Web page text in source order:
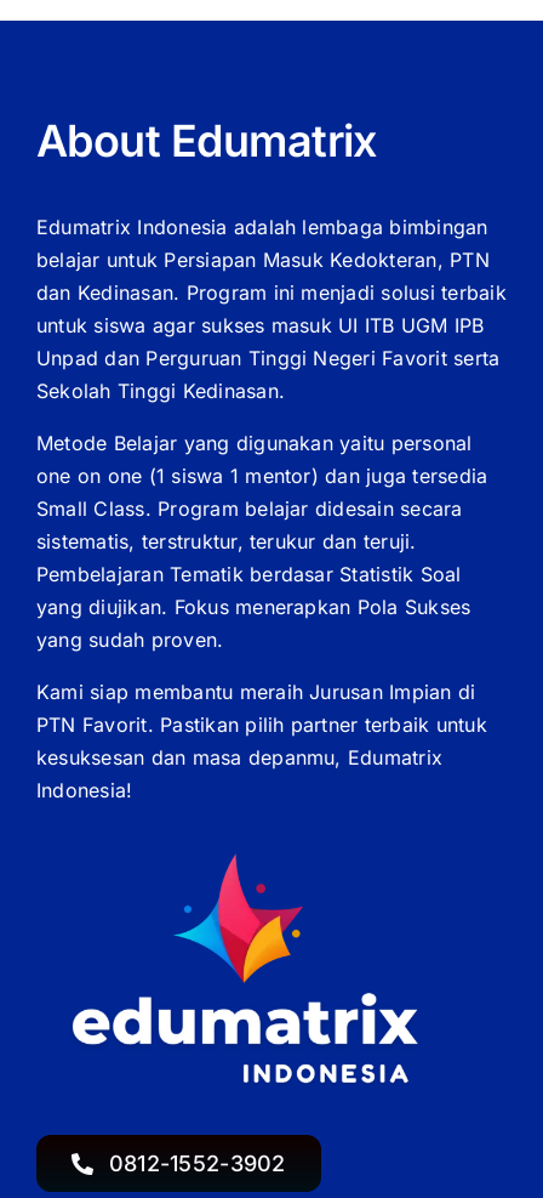
0812-1552-3902
About Edumatrix
Edumatrix Indonesia adalah lembaga bimbingan
belajar untuk Persiapan Masuk Kedokteran, PTN
dan Kedinasan. Program ini menjadi solusi terbaik
untuk siswa agar sukses masuk UI ITB UGM IPB
Unpad dan Perguruan Tinggi Negeri Favorit serta
Sekolah Tinggi Kedinasan.
Metode Belajar yang digunakan yaitu personal
one on one (1 siswa 1 mentor) dan juga tersedia
Small Class. Program belajar didesain secara
sistematis, terstruktur, terukur dan teruji.
Pembelajaran Tematik berdasar Statistik Soal
yang diujikan. Fokus menerapkan Pola Sukses
yang sudah proven.
Kami siap membantu meraih Jurusan Impian di
PTN Favorit. Pastikan pilih partner terbaik untuk
kesuksesan dan masa depanmu, Edumatrix
Indonesia!